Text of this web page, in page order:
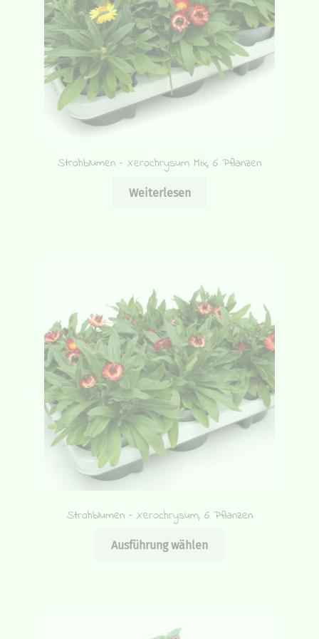
Strohblumen – Xerochrysum Mix, 6 Pflanzen
Weiterlesen
Strohblumen – Xerochrysum, 6 Pflanzen
Ausführung wählen